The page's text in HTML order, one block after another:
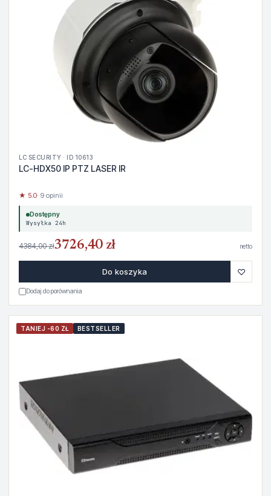
LC SECURITY · ID 10613
LC-HDX50 IP PTZ LASER IR
★ 5.0· 9 opinii
Dostępny
Wysyłka 24h
4384,00 zł3726,40 zł netto
Do koszyka ♡
Dodaj do porównania
TANIEJ -60 ZŁ BESTSELLER